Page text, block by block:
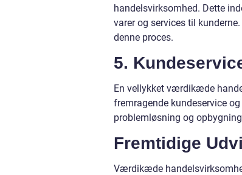
handelsvirksomhed. Dette
varer og services til
denne proces.
5.
En vellykket værdikæde
fremragende kundeservice
problemløsning og
Fremtidige
Værdikæde